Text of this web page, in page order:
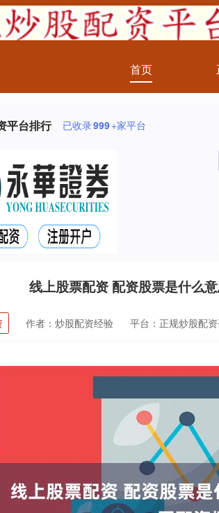
首页
平台排行 已收录999+家平台
线上股票配资 配资股票是什么
作者：炒股配资经验 平台：正规炒股配